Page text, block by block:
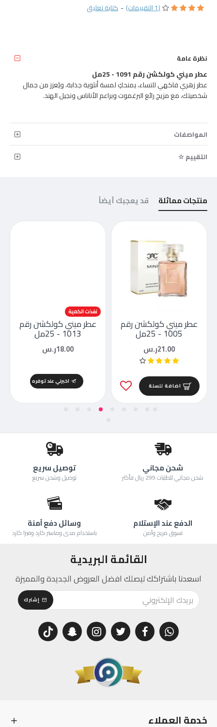
(1 التقييمات) - كتابة تعليق
نظرة عامة
عطر ميني كولكشن رقم 1091 - 25مل
عطر زهري فاكهي للنساء، يمنحكِ لمسة أنثوية جذابة، ويُعزز من جمال
شخصيتك، مع مزيج رائع البرغموت وبراعم الأناناس ونجيل الهند.
المواصفات
التقييم ☆
منتجات مماثلة قد يعجبك أيضاً
عطر ميني كولكشن رقم
1005 - 25مل
21.00ر.س
اضافة للسلة
نفذت الكمية
عطر ميني كولكشن رقم
1013 - 25مل
18.00ر.س
اخبرني عند توفره
شحن مجاني
شحن مجاني للطلبات 299 ريال فأكثر
توصيل سريع
توصيل وشحن سريع
الدفع عند الإستلام
تسوق مريح وآمن
وسائل دفع آمنة
باستخدام مدى وماستر كارد وفيزا كارد
القائمة البريدية
اسعدنا باشتراكك ليصلك افضل العروض الجديدة والمميزة
إشترك
خدمة العملاء